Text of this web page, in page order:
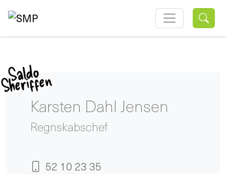
Saldo
Sheriffe
Karsten Dahl Jensen
Regnskabschef
52 10 23 35